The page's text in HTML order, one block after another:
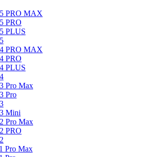
PRO MAX
PRO
PLUS
PRO MAX
PRO
PLUS
Pro Max
Pro
Mini
Pro Max
PRO
Pro Max